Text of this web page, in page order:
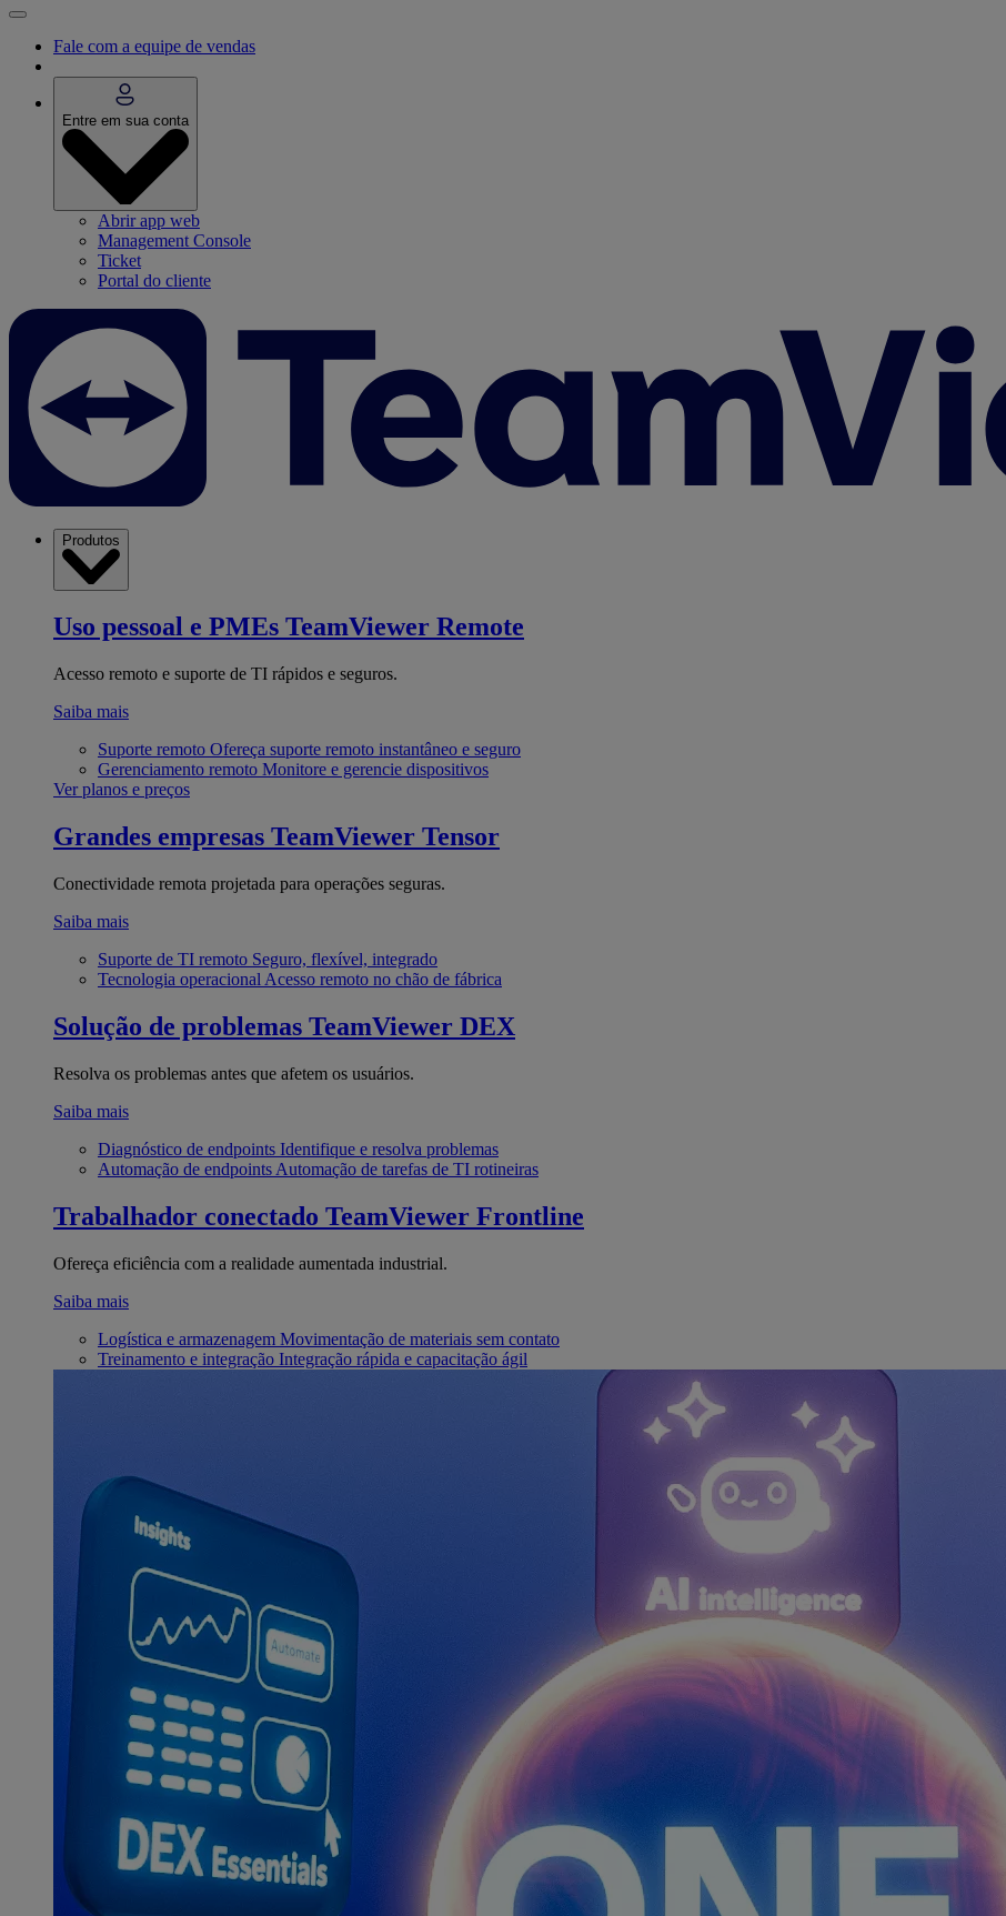
Fale com a equipe de vendas
Entre em sua conta
Abrir app web
Management Console
Ticket
Portal do cliente
Produtos
Uso pessoal e PMEs TeamViewer Remote
Acesso remoto e suporte de TI rápidos e seguros.
Saiba mais
Suporte remoto Ofereça suporte remoto instantâneo e seguro
Gerenciamento remoto Monitore e gerencie dispositivos
Ver planos e preços
Grandes empresas TeamViewer Tensor
Conectividade remota projetada para operações seguras.
Saiba mais
Suporte de TI remoto Seguro, flexível, integrado
Tecnologia operacional Acesso remoto no chão de fábrica
Solução de problemas TeamViewer DEX
Resolva os problemas antes que afetem os usuários.
Saiba mais
Diagnóstico de endpoints Identifique e resolva problemas
Automação de endpoints Automação de tarefas de TI rotineiras
Trabalhador conectado TeamViewer Frontline
Ofereça eficiência com a realidade aumentada industrial.
Saiba mais
Logística e armazenagem Movimentação de materiais sem contato
Treinamento e integração Integração rápida e capacitação ágil